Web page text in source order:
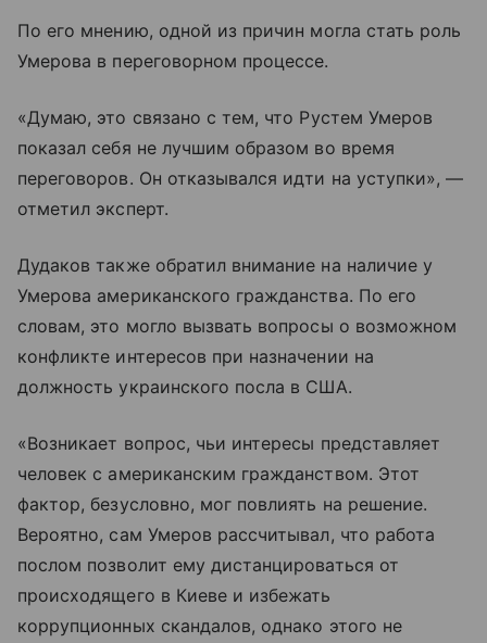
По его мнению, одной из причин могла стать роль
Умерова в переговорном процессе.
«Думаю, это связано с тем, что Рустем Умеров
показал себя не лучшим образом во время
переговоров. Он отказывался идти на уступки», —
отметил эксперт.
Дудаков также обратил внимание на наличие у
Умерова американского гражданства. По его
словам, это могло вызвать вопросы о возможном
конфликте интересов при назначении на
должность украинского посла в США.
«Возникает вопрос, чьи интересы представляет
человек с американским гражданством. Этот
фактор, безусловно, мог повлиять на решение.
Вероятно, сам Умеров рассчитывал, что работа
послом позволит ему дистанцироваться от
происходящего в Киеве и избежать
коррупционных скандалов, однако этого не